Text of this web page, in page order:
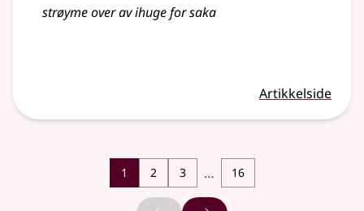
strøymeover av ihuge for saka
Artikkelside
1 2 3 … 16